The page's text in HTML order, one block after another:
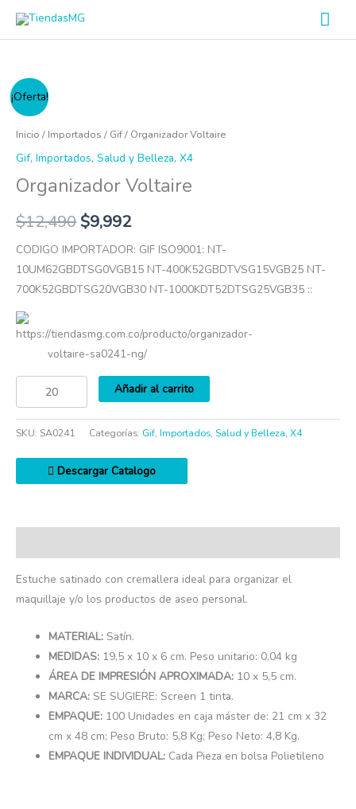
¡Oferta!
Inicio / Importados / Gif/ Organizador Voltaire
Gif, Importados, Salud y Belleza, X4
Organizador Voltaire
$12,490$9,992
CODIGO IMPORTADOR: GIF ISO9001: NT-
10UM62GBDTSG0VGB15 NT-400K52GBDTVSG15VGB25 NT-
700K52GBDTSG20VGB30 NT-1000KDT52DTSG25VGB35 ::
https://tiendasmg.com.co/producto/organizador-
voltaire-sa0241-ng/
Organizador
Voltaire
cantidad
Añadir al carrito
SKU: SA0241 Categorías: Gif, Importados, Salud y Belleza, X4
Descargar Catalogo
Estuche satinado con cremallera ideal para organizar el
maquillaje y/o los productos de aseo personal.
MATERIAL: Satín.
MEDIDAS: 19,5 x 10 x 6 cm. Peso unitario: 0,04 kg
ÁREA DE IMPRESIÓN APROXIMADA: 10 x 5,5 cm.
MARCA: SE SUGIERE: Screen 1 tinta.
EMPAQUE: 100 Unidades en caja máster de: 21 cm x 32
cm x 48 cm; Peso Bruto: 5,8 Kg; Peso Neto: 4,8 Kg.
EMPAQUE INDIVIDUAL: Cada Pieza en bolsa Polietileno